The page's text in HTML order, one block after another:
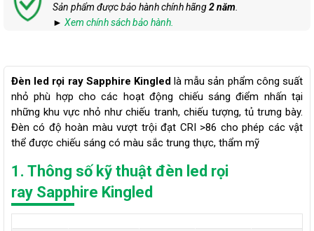
Sản phẩm được bảo hành chính hãng2 năm
► Xem chính sách bảo hành.
Đèn led rọi ray Sapphire Kingledlà mẫu sản phẩm công suất
nhỏ phù hợp cho các hoạt động chiếu sáng điểm nhấn tại
những khu vực nhỏ như chiếu tranh, chiếu tượng, tủ trưng bày.
Đèn có độ hoàn màu vượt trội đạt CRI >86 cho phép các vật
thể được chiếu sáng có màu sắc trung thực, thẩm mỹ
1. Thông số kỹ thuật đèn led rọi
ray Sapphire Kingled